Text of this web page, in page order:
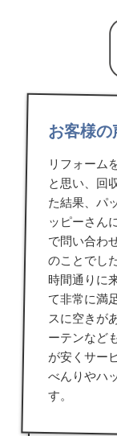
お客様の
リフォーム
と思い、回
た結果、パ
ッピーさん
で問い合わ
のことでし
時間通りに
て非常に満
スに空きが
ーテンなど
が安くサー
べんりやハ
す。